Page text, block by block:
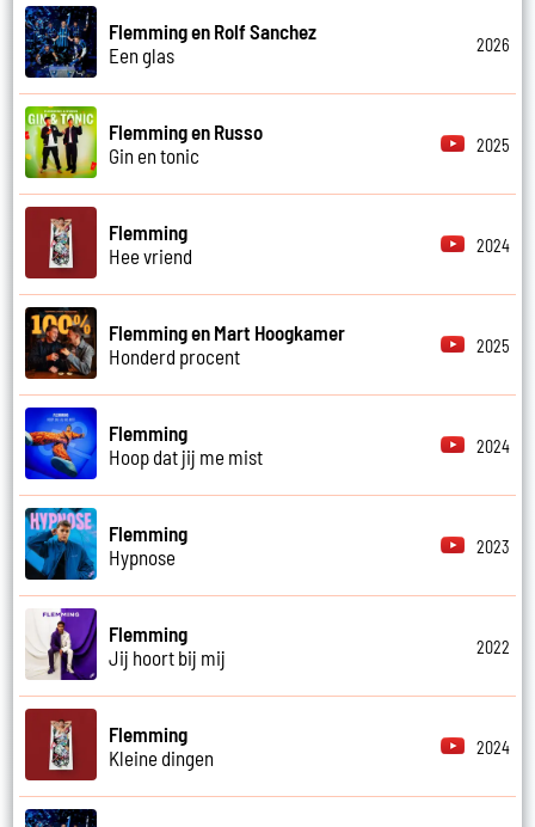
Flemming en Rolf Sanchez
Een glas
2026
Flemming en Russo
Gin en tonic
2025
Flemming
Hee vriend
2024
Flemming en Mart Hoogkamer
Honderd procent
2025
Flemming
Hoop dat jij me mist
2024
Flemming
Hypnose
2023
Flemming
Jij hoort bij mij
2022
Flemming
Kleine dingen
2024